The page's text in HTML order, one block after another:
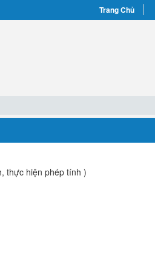
Trang Chủ
thực hiện phép tính )